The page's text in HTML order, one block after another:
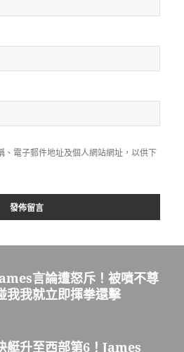
、電子郵件地址及個人網站網址，以供下
言論遭怒斥！被噴不尊
我我就立即揮拳還擊
升至西部第6！James